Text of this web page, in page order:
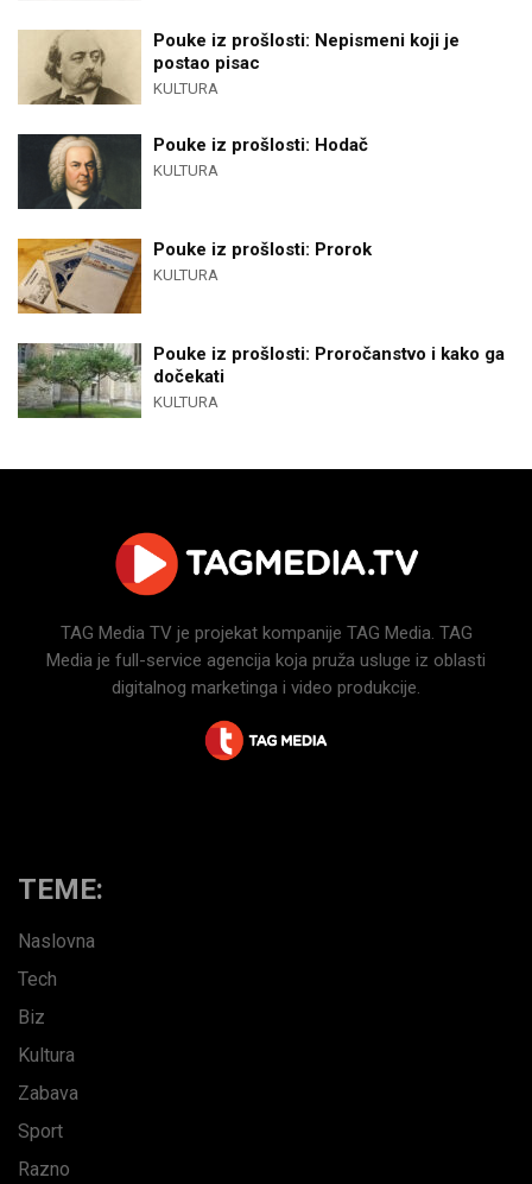
Pouke iz prošlosti: Nepismeni koji je
postao pisac
KULTURA
Pouke iz prošlosti: Hodač
KULTURA
Pouke iz prošlosti: Prorok
KULTURA
Pouke iz prošlosti: Proročanstvo i kako ga
dočekati
KULTURA
TAG Media TV je projekat kompanije TAG Media. TAG
Media je full-service agencija koja pruža usluge iz oblasti
digitalnog marketinga i video produkcije.
TEME:
Naslovna
Tech
Biz
Kultura
Zabava
Sport
Razno